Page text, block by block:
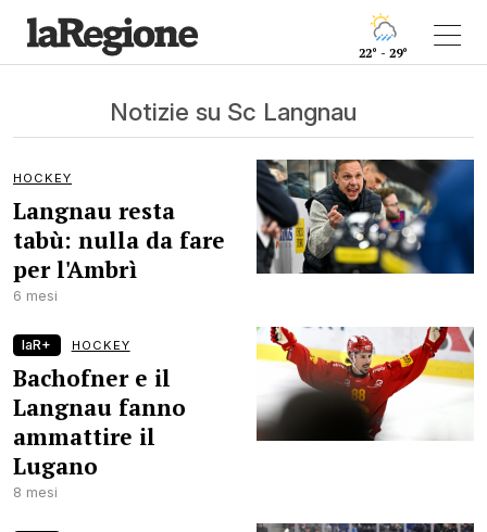
22° - 29°
Notizie su Sc Langnau
HOCKEY
Langnau resta
tabù: nulla da fare
per l'Ambrì
6 mesi
laR+ HOCKEY
Bachofner e il
Langnau fanno
ammattire il
Lugano
8 mesi